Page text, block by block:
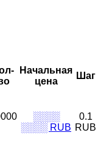
Начальная
цена
Шаг
░░░░
░░░░ RUB
0.1
RUB